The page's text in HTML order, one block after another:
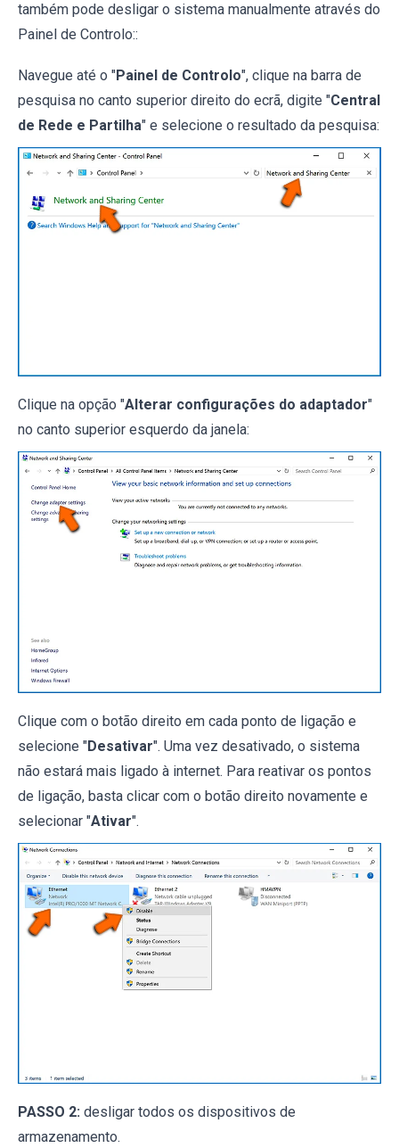
também pode desligar o sistema manualmente através do
Painel de Controlo::
Navegue até o "Painel de Controlo", clique na barra de
pesquisa no canto superior direito do ecrã, digite "Central
de Rede e Partilha" e selecione o resultado da pesquisa:
Clique na opção "Alterar configurações do adaptador"
no canto superior esquerdo da janela:
Clique com o botão direito em cada ponto de ligação e
selecione "Desativar". Uma vez desativado, o sistema
não estará mais ligado à internet. Para reativar os pontos
de ligação, basta clicar com o botão direito novamente e
selecionar "Ativar".
PASSO 2: desligar todos os dispositivos de
armazenamento.